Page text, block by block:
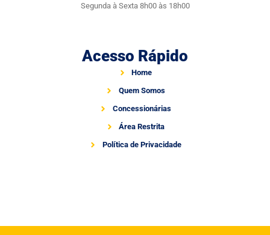
Segunda à Sexta 8h00 às 18h00
Acesso Rápido
Home
Quem Somos
Concessionárias
Área Restrita
Política de Privacidade